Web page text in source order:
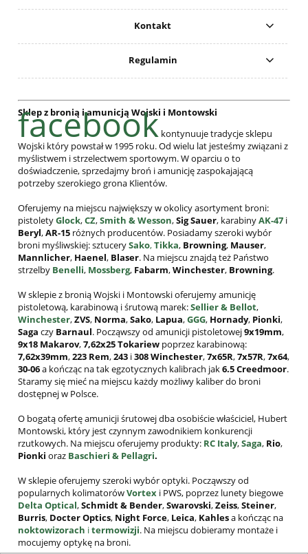
Kontakt
Regulamin
Sklep z bronią i amunicją Wojski i Montowski
facebook kontynuuje tradycje sklepu
Wojski który powstał w 1995 roku. Od wielu lat jesteśmy związani z
myślistwem i strzelectwem sportowym. W oparciu o to
doświadczenie, sprzedajmy broń i amunicję zaspokajającą
potrzeby szerokiego grona Klientów.
Oferujemy na miejscu największy w okolicy asortyment broni:
pistoletyGlock,CZ,Smith & Wesson,Sig Sauer, karabinyAK-47 i
Beryl,AR-15 różnych producentów. Posiadamy szeroki wybór
broni myśliwskiej: sztucerySako,Tikka, Browning, Mauser,
Mannlicher, Haenel, Blaser. Na miejscu znajdą też Państwo
strzelby Benelli, Mossberg, Fabarm,Winchester, Browning.
W sklepie z bronią Wojski i Montowski oferujemy amunicję
pistoletową, karabinową i śrutową marek:Sellier & Bellot,
Winchester,ZVS, Norma,Sako, Lapua,GGG, Hornady, Pionki,
Saga czy Barnaul. Począwszy od amunicji pistoletowej9x19mm,
9x18 Makarov,7,62x25Tokariew poprzez karabinową:
7,62x39mm,223 Rem,243 i308Winchester,7x65R,7x57R,7x64,
30-06a kończąc na tak egzotycznych kalibrach jak6.5 Creedmoor.
Staramy się mieć na miejscu każdy możliwy kaliber do broni
dostępnej w Polsce.
O bogatą ofertę amunicji śrutowej dba osobiście właściciel, Hubert
Montowski, który jest czynnym zawodnikiem konkurencji
rzutkowych. Na miejscu oferujemy produkty: RC Italy,Saga, Rio,
Pionki oraz Baschieri & Pellagri.
W sklepie oferujemy szeroki wybór optyki. Począwszy od
popularnych kolimatorówVortex i PWS, poprzez lunety biegowe
Delta Optical,Schmidt & Bender,Swarovski,Zeiss,Steiner,
Burris, DocterOptics, Night Force, Leica, Kahlesa kończąc na
noktowizorach itermowizji. Na miejscu dobieramy montaże i
mocujemy optykę na broni.